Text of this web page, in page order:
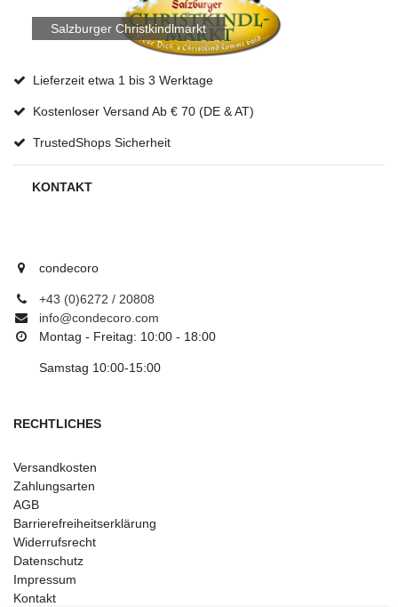
Salzburger Christkindlmarkt
Lieferzeit etwa 1 bis 3 Werktage
Kostenloser Versand Ab € 70 (DE & AT)
TrustedShops Sicherheit
KONTAKT
condecoro
+43 (0)6272 / 20808
info@condecoro.com
Montag - Freitag: 10:00 - 18:00
Samstag 10:00-15:00
RECHTLICHES
Versandkosten
Zahlungsarten
AGB
Barrierefreiheitserklärung
Widerrufsrecht
Datenschutz
Impressum
Kontakt